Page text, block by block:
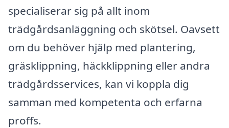
specialiserar sig på allt inom
trädgårdsanläggning och skötsel. Oavsett
om du behöver hjälp med plantering,
gräsklippning, häckklippning eller andra
trädgårdsservices, kan vi koppla dig
samman med kompetenta och erfarna
proffs.